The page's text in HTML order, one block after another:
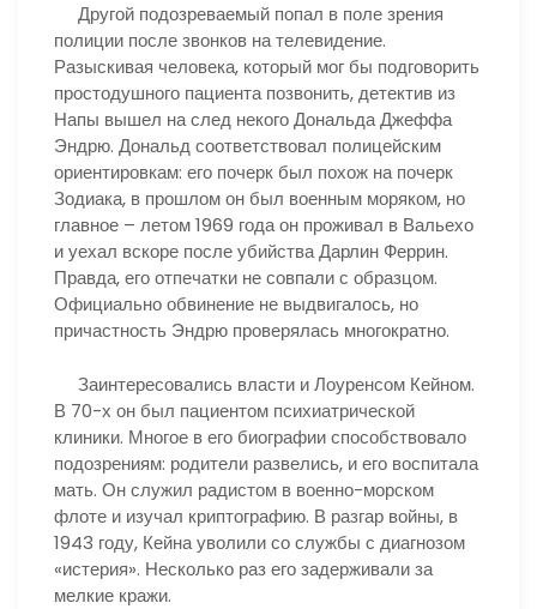
Другой подозреваемый попал в поле зрения
полиции после звонков на телевидение.
Разыскивая человека, который мог бы подговорить
простодушного пациента позвонить, детектив из
Напы вышел на след некого Дональда Джеффа
Эндрю. Дональд соответствовал полицейским
ориентировкам: его почерк был похож на почерк
Зодиака, в прошлом он был военным моряком, но
главное – летом 1969 года он проживал в Вальехо
и уехал вскоре после убийства Дарлин Феррин.
Правда, его отпечатки не совпали с образцом.
Официально обвинение не выдвигалось, но
причастность Эндрю проверялась многократно.
Заинтересовались власти и Лоуренсом Кейном.
В 70-х он был пациентом психиатрической
клиники. Многое в его биографии способствовало
подозрениям: родители развелись, и его воспитала
мать. Он служил радистом в военно-морском
флоте и изучал криптографию. В разгар войны, в
1943 году, Кейна уволили со службы с диагнозом
«истерия». Несколько раз его задерживали за
мелкие кражи.